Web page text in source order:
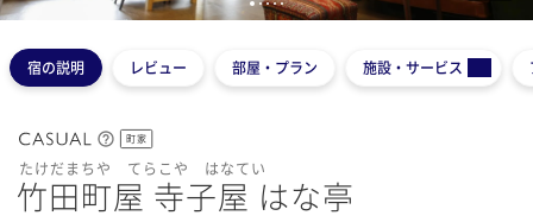
宿の説明 レビュー 部屋・プラン 施設・サービス
町家
たけだまちや てらこや はなてい
竹田町屋 寺子屋 はな亭